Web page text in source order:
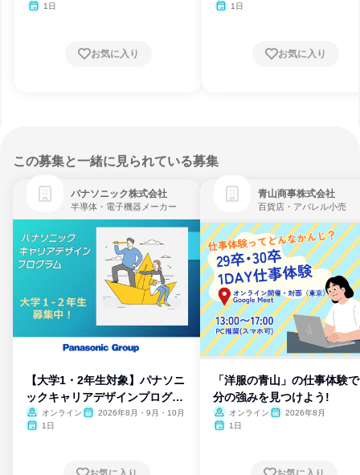
1日
お気に入り
1日
お気に入り
この募集と一緒に見られている募集
パナソニック株式会社
半導体・電子機器メーカー
【大学1・2年生対象】パナソニ
ックキャリアデザインプログラ
ム
オンライン
2026年8月・9月・10月
1日
青山商事株式会社
百貨店・アパレル小売
「洋服の青山」の仕事体験
分の強みを見つけよう!
オンライン
2026年8月
1日